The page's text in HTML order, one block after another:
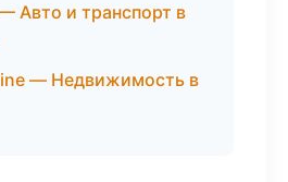
Авто и транспорт в
— Недвижимость в